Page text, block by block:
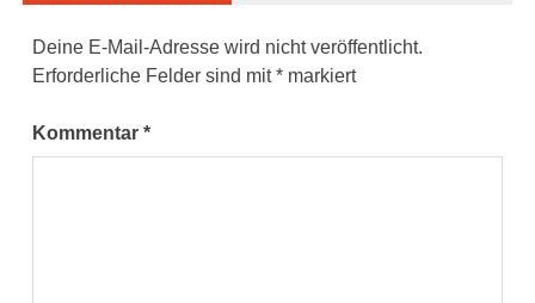
Deine E-Mail-Adresse wird nicht veröffentlicht.
Erforderliche Felder sind mit* markiert
Kommentar*